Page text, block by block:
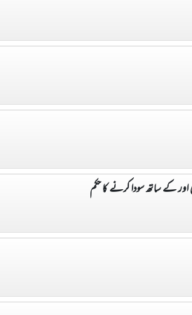
اور کے ساتھ سودا کرنے کا حکم